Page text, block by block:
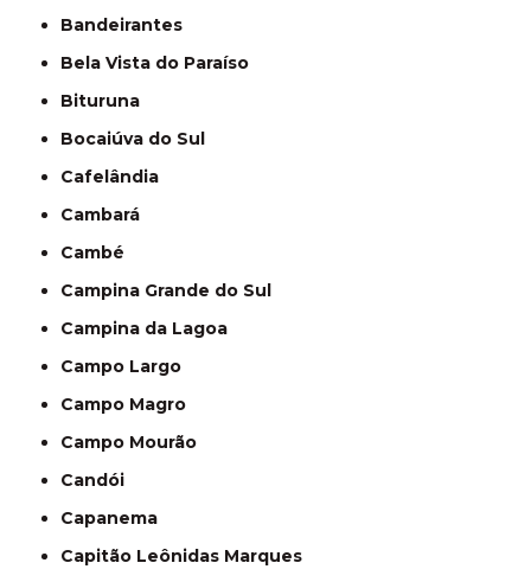
Bandeirantes
Bela Vista do Paraíso
Bituruna
Bocaiúva do Sul
Cafelândia
Cambará
Cambé
Campina Grande do Sul
Campina da Lagoa
Campo Largo
Campo Magro
Campo Mourão
Candói
Capanema
Capitão Leônidas Marques